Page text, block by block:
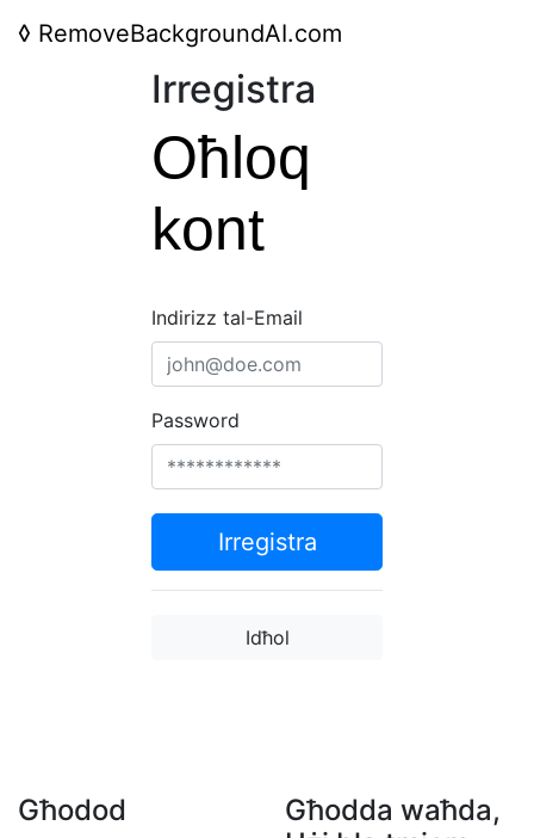
◊ RemoveBackgroundAI.com
Irregistra
Oħloq
kont
Indirizz tal-Email
Password
Irregistra
Idħol
Għodod
Għodda waħda,